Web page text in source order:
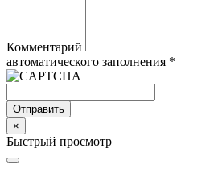
Комментарий
автоматического заполнения *
Отправить
×
Быстрый просмотр